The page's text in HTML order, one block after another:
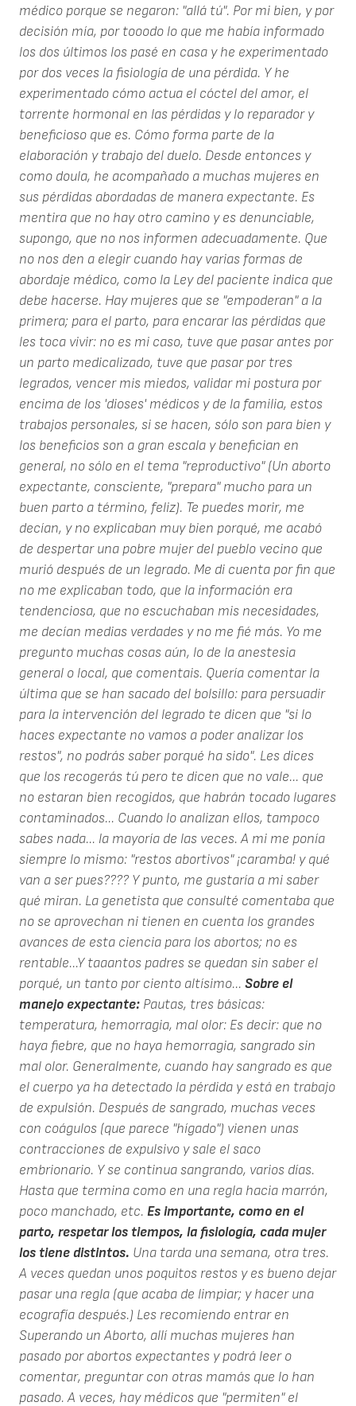
médico porque se negaron: "allá tú". Por mi bien, y por
decisión mía, por tooodo lo que me había informado
los dos últimos los pasé en casa y he experimentado
por dos veces la fisiología de una pérdida. Y he
experimentado cómo actua el cóctel del amor, el
torrente hormonal en las pérdidas y lo reparador y
beneficioso que es. Cómo forma parte de la
elaboración y trabajo del duelo. Desde entonces y
como doula, he acompañado a muchas mujeres en
sus pérdidas abordadas de manera expectante. Es
mentira que no hay otro camino y es denunciable,
supongo, que no nos informen adecuadamente. Que
no nos den a elegir cuando hay varias formas de
abordaje médico, como la Ley del paciente indica que
debe hacerse. Hay mujeres que se "empoderan" a la
primera; para el parto, para encarar las pérdidas que
les toca vivir: no es mi caso, tuve que pasar antes por
un parto medicalizado, tuve que pasar por tres
legrados, vencer mis miedos, validar mi postura por
encima de los 'dioses' médicos y de la familia, estos
trabajos personales, si se hacen, sólo son para bien y
los beneficios son a gran escala y benefician en
general, no sólo en el tema "reproductivo" (Un aborto
expectante, consciente, "prepara" mucho para un
buen parto a término, feliz). Te puedes morir, me
decían, y no explicaban muy bien porqué, me acabó
de despertar una pobre mujer del pueblo vecino que
murió después de un legrado. Me di cuenta por fin que
no me explicaban todo, que la información era
tendenciosa, que no escuchaban mis necesidades,
me decían medias verdades y no me fié más. Yo me
pregunto muchas cosas aún, lo de la anestesia
general o local, que comentais. Quería comentar la
última que se han sacado del bolsillo: para persuadir
para la intervención del legrado te dicen que "si lo
haces expectante no vamos a poder analizar los
restos", no podrás saber porqué ha sido". Les dices
que los recogerás tú pero te dicen que no vale... que
no estaran bien recogidos, que habrán tocado lugares
contaminados... Cuando lo analizan ellos, tampoco
sabes nada... la mayoría de las veces. A mi me ponía
siempre lo mismo: "restos abortivos" ¡caramba! y qué
van a ser pues???? Y punto, me gustaría a mi saber
qué miran. La genetista que consulté comentaba que
no se aprovechan ni tienen en cuenta los grandes
avances de esta ciencia para los abortos; no es
rentable...Y taaantos padres se quedan sin saber el
porqué, un tanto por ciento altísimo... Sobre el
manejo expectante: Pautas, tres básicas:
temperatura, hemorragia, mal olor: Es decir: que no
haya fiebre, que no haya hemorragia, sangrado sin
mal olor. Generalmente, cuando hay sangrado es que
el cuerpo ya ha detectado la pérdida y está en trabajo
de expulsión. Después de sangrado, muchas veces
con coágulos (que parece "hígado") vienen unas
contracciones de expulsivo y sale el saco
embrionario. Y se continua sangrando, varios días.
Hasta que termina como en una regla hacia marrón,
poco manchado, etc. Es importante, como en el
parto, respetar los tiempos, la fisiología, cada mujer
los tiene distintos. Una tarda una semana, otra tres.
A veces quedan unos poquitos restos y es bueno dejar
pasar una regla (que acaba de limpiar; y hacer una
ecografía después.) Les recomiendo entrar en
Superando un Aborto, allí muchas mujeres han
pasado por abortos expectantes y podrá leer o
comentar, preguntar con otras mamás que lo han
pasado. A veces, hay médicos que "permiten" el